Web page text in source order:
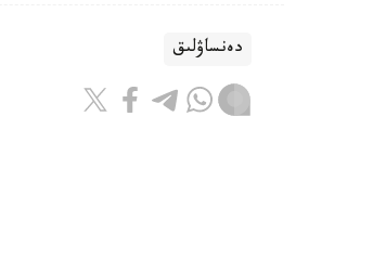
دەنساۋلىق